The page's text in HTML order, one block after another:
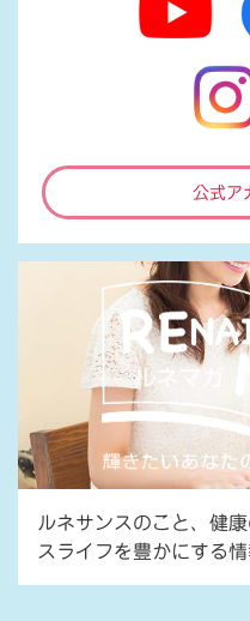
公式ア
ルネサンスのこと、健
スライフを豊かにする情